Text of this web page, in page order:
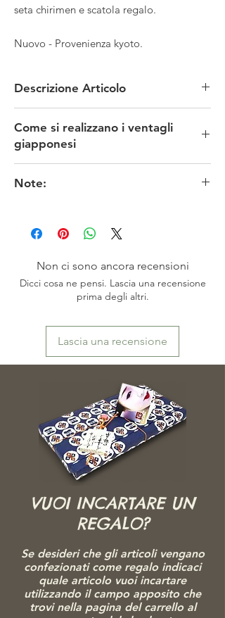
seta chirimen e scatola regalo.
Nuovo - Provenienza kyoto.
Descrizione Articolo
TECNICA: manuale
MISURE: altezza 22 x apertura 39.5 cm circa
Come si realizzano i ventagli
giapponesi
Note:
お色は、素人撮影ですので表現出来ていない場
り方が異なる場合もございますので、 ご了承
Non ci sono ancora recensioni
Dicci cosa ne pensi. Lascia una recensione
prima degli altri.
Lascia una recensione
VUOI INCARTARE UN
REGALO?
Se desideri che gli articoli vengano
confezionati come regalo indicaci
quale articolo vuoi incartare
utilizzando il campo apposito che
trovi nella pagina del carrello al